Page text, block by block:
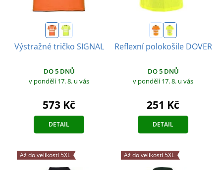
Výstražné tričko SIGNAL
DO 5 DNŮ
v pondělí 17. 8. u vás
573 Kč
DETAIL
Reflexní polokošile DOVER
DO 5 DNŮ
v pondělí 17. 8. u vás
251 Kč
DETAIL
Až do velikosti 5XL Až do velikosti 5XL